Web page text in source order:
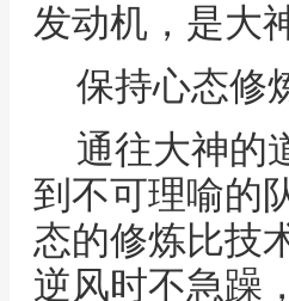
发动机，是大
保持心态修
通往大神的
到不可理喻的
态的修炼比技
逆风时不急躁